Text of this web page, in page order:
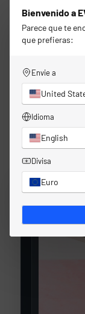
Bienvenido a
Parece que te
que prefieras:
Envie a
United
Idioma
English
Divisa
Euro